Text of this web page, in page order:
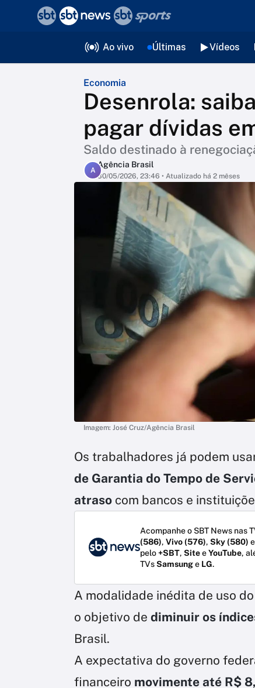
Ao vivo Últimas Vídeos
Economia
Desenrola:
pagar dívidas
Saldo destinado à
A
Agência Brasil
30/05/2026, 23:46 • Atualizado há 2 mêses
Imagem: José Cruz/Agência Brasil
Os trabalhadores já podem
de Garantia do Tempo de
atraso com bancos e
Acompanhe o SBT News nas
(586), Vivo (576), Sky (580) e
pelo+SBT, SiteeYouTube,
TVsSamsunge LG.
A modalidade inédita de uso
o objetivo de diminuir os
Brasil.
A expectativa do governo
financeiro movimente até R$
voltar
Editorias